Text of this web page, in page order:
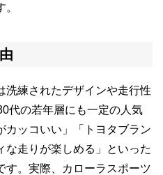
洗練されたデザインや走行性
代の若年層にも一定の人気
カッコいい」「トヨタブラン
な走りが楽しめる」といった
す。実際、カローラスポーツ